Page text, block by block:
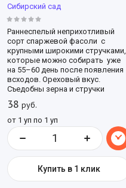
Сибирский сад
Раннеспелый неприхотливый
сорт спаржевой фасоли с
крупными широкими стручками,
которые можно собирать уже
на 55–60 день после появления
всходов. Ореховый вкус.
Съедобны зерна и стручки
38 руб.
от 1 уп по 1 уп
Купить в 1 клик